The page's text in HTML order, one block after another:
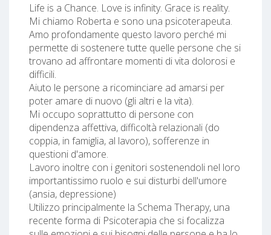
Life is a Chance. Love is infinity. Grace is reality.
Mi chiamo Roberta e sono una psicoterapeuta.
Amo profondamente questo lavoro perché mi
permette di sostenere tutte quelle persone che si
trovano ad affrontare momenti di vita dolorosi e
difficili.
Aiuto le persone a ricominciare ad amarsi per
poter amare di nuovo (gli altri e la vita).
Mi occupo soprattutto di persone con
dipendenza affettiva, difficoltà relazionali (do
coppia, in famiglia, al lavoro), sofferenze in
questioni d'amore.
Lavoro inoltre con i genitori sostenendoli nel loro
importantissimo ruolo e sui disturbi dell'umore
(ansia, depressione)
Utilizzo principalmente la Schema Therapy, una
recente forma di Psicoterapia che si focalizza